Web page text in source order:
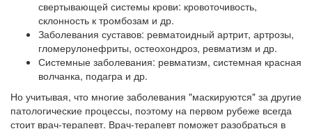
свертывающей системы крови: кровоточивость,
склонность к тромбозам и др.
Заболевания суставов: ревматоидный артрит, артрозы,
гломерулонефриты, остеохондроз, ревматизм и др.
Системные заболевания: ревматизм, системная красная
волчанка, подагра и др.
Но учитывая, что многие заболевания "маскируются" за другие
патологические процессы, поэтому на первом рубеже всегда
стоит врач-терапевт. Врач-терапевт поможет разобраться в